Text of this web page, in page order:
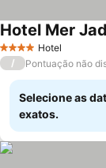
4 EstrelasHotel
Hotel Mer
/ Pontuação não
Selecione as
exatos.